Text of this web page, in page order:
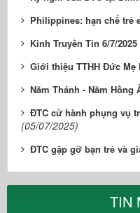
Philippines: hạn chế trẻ
Kinh Truyền Tin 6/7/2025
Giới thiệu TTHH Đức Mẹ
Năm Thánh - Năm Hồng
ĐTC cử hành phụng vụ
(05/07/2025)
ĐTC gặp gỡ bạn trẻ và
TIN